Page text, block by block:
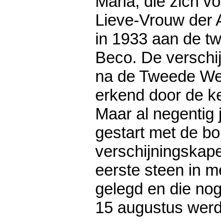
Lieve-Vrouw der
in 1933 aan de
Beco. De
na de Tweede
erkend door de
Maar al negentig
gestart met de
eerste steen in
gelegd en die
15 augustus